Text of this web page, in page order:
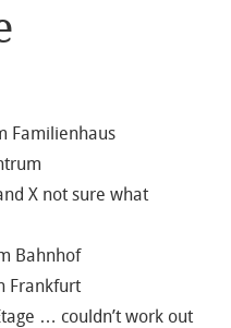
Familienhaus
X not sure what
Bahnhof
Frankfurt
… couldn’t work out